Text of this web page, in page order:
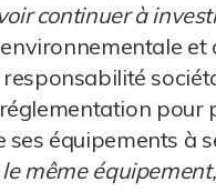
continuer à
et
réglementation
équipements à
même équipement,